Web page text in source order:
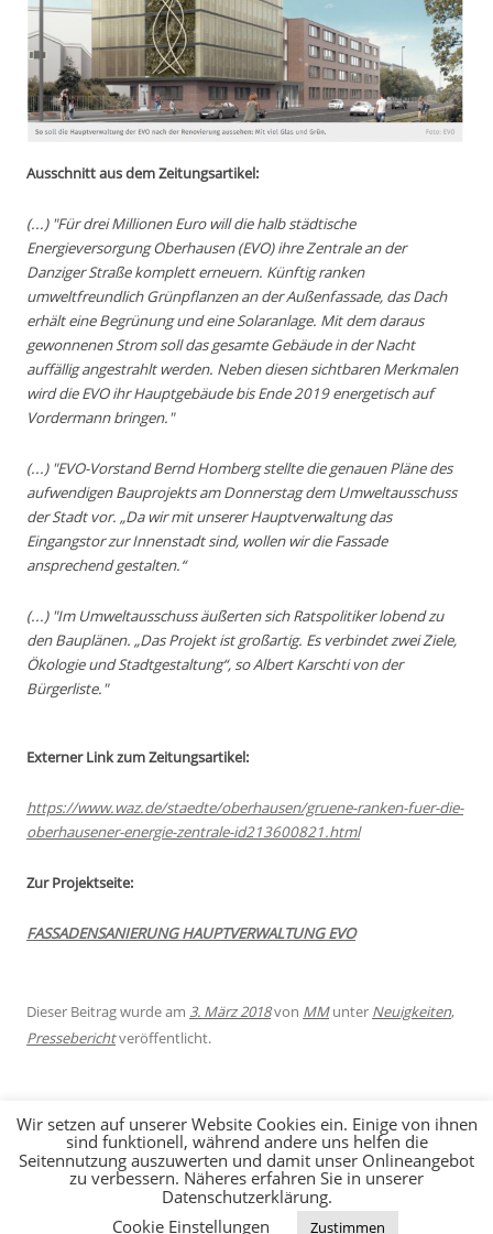
Ausschnitt aus dem Zeitungsartikel:
(...) "Für drei Millionen Euro will die halb städtische
Energieversorgung Oberhausen (EVO) ihre Zentrale an der
Danziger Straße komplett erneuern. Künftig ranken
umweltfreundlich Grünpflanzen an der Außenfassade, das Dach
erhält eine Begrünung und eine Solaranlage. Mit dem daraus
gewonnenen Strom soll das gesamte Gebäude in der Nacht
auffällig angestrahlt werden. Neben diesen sichtbaren Merkmalen
wird die EVO ihr Hauptgebäude bis Ende 2019 energetisch auf
Vordermann bringen."
(...) "EVO-Vorstand Bernd Homberg stellte die genauen Pläne des
aufwendigen Bauprojekts am Donnerstag dem Umweltausschuss
der Stadt vor. „Da wir mit unserer Hauptverwaltung das
Eingangstor zur Innenstadt sind, wollen wir die Fassade
ansprechend gestalten.“
(...) "Im Umweltausschuss äußerten sich Ratspolitiker lobend zu
den Bauplänen. „Das Projekt ist großartig. Es verbindet zwei Ziele,
Ökologie und Stadtgestaltung“, so Albert Karschti von der
Bürgerliste."
Externer Link zum Zeitungsartikel:
https://www.waz.de/staedte/oberhausen/gruene-ranken-fuer-die-
oberhausener-energie-zentrale-id213600821.html
Zur Projektseite:
FASSADENSANIERUNG HAUPTVERWALTUNG EVO
Dieser Beitrag wurde am 3. März 2018von MMunter Neuigkeiten,
Presseberichtveröffentlicht.
DATENSCHUTZERKLÄRUNG
Wir setzen auf unserer Website Cookies ein. Einige von ihnen
sind funktionell, während andere uns helfen die
Seitennutzung auszuwerten und damit unser Onlineangebot
zu verbessern. Näheres erfahren Sie in unserer
Datenschutzerklärung.
Cookie Einstellungen
Zustimmen